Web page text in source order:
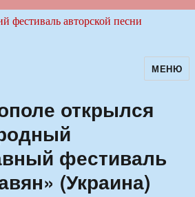
авторскойМЕНЮ
открылся
фестиваль
(Украина)